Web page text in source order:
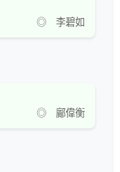
◎ 李碧如
◎ 鄺偉衡